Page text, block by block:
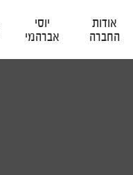
אודות
החברה
יוסי
אברהמי